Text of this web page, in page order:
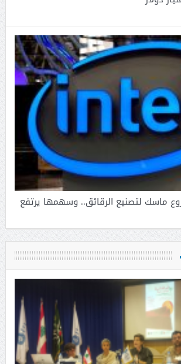
ماسك لتصنيع الرقائق.. وسهمها يرتفع